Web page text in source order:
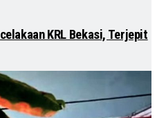
KRL Bekasi, Terjepit